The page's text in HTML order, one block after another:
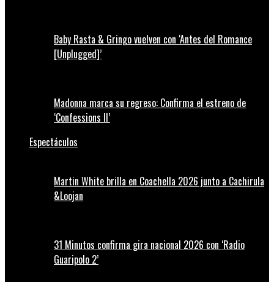
Baby Rasta & Gringo vuelven con ‘Antes del Romance
[Unplugged]’
Madonna marca su regreso: Confirma el estreno de
‘Confessions II’
Espectáculos
Martin White brilla en Coachella 2026 junto a Cachirula
&Loojan
31 Minutos confirma gira nacional 2026 con ‘Radio
Guaripolo 2’